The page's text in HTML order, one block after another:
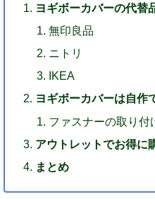
ヨギボーカバーの代替
無印良品
ニトリ
IKEA
ヨギボーカバーは自作
ファスナーの取り付
アウトレットでお得に
まとめ